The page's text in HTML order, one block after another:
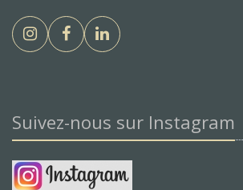
Suivez-nous sur Instagram